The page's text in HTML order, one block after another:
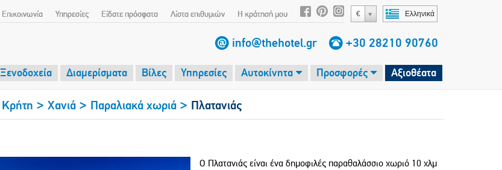
Ελληνικά
€
Επικοινωνία Υπηρεσίες Είδατε πρόσφατα Λίστα επιθυμιών Η κράτησή μου
info@thehotel.gr +30 28210 90760
Ξενοδοχεία Διαμερίσματα Βίλες Υπηρεσίες Αυτοκίνητα Προσφορές Αξιοθέατα
Κρήτη > Χανιά > Παραλιακά χωριά > Πλατανιάς
Ο Πλατανιάς είναι ένα δημοφιλές παραθαλάσσιο χωριό 10 χλμ